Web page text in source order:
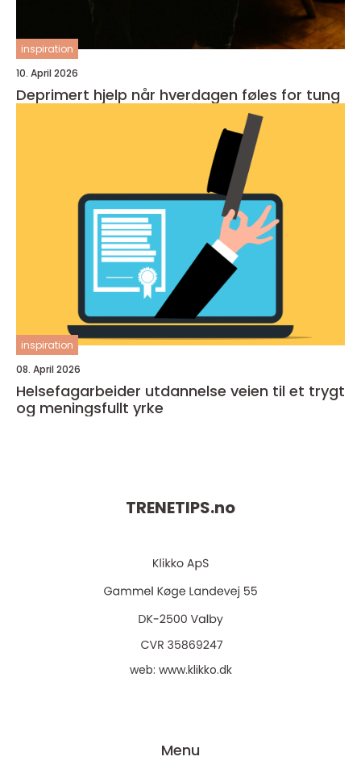
inspiration
10. April 2026
Deprimert hjelp når hverdagen føles for tung
inspiration
08. April 2026
Helsefagarbeider utdannelse veien til et trygt
og meningsfullt yrke
TRENETIPS.no
web: www.klikko.dk
Menu